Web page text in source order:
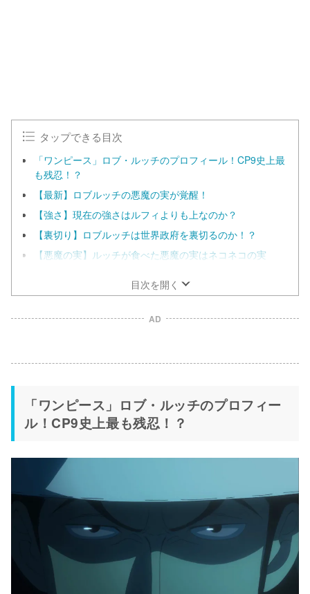
タップできる目次
「ワンピース」ロブ・ルッチのプロフィール！CP9史上最
も残忍！？
【最新】ロブルッチの悪魔の実が覚醒！
【強さ】現在の強さはルフィよりも上なのか？
【裏切り】ロブルッチは世界政府を裏切るのか！？
【悪魔の実】ルッチが食べた悪魔の実はネコネコの実
目次を開く
AD
「ワンピース」ロブ・ルッチのプロフィー
ル！CP9史上最も残忍！？